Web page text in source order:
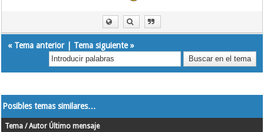
« Tema anterior| Tema siguiente»
Posibles temas similares…
Tema / Autor Último mensaje